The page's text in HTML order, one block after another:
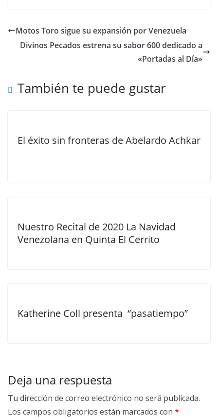
Motos Toro sigue su expansión por Venezuela
Divinos Pecados estrena su sabor 600 dedicado a
«Portadas al Día»
También te puede gustar
El éxito sin fronteras de Abelardo Achkar
Nuestro Recital de 2020 La Navidad
Venezolana en Quinta El Cerrito
Katherine Coll presenta “pasatiempo”
Deja una respuesta
Tu dirección de correo electrónico no será publicada.
Los campos obligatorios están marcados con *